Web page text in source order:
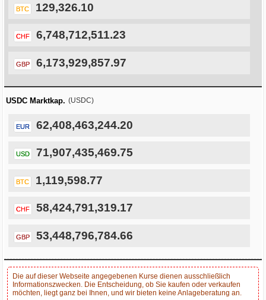
BTC 129,326.10
CHF 6,748,712,511.23
GBP 6,173,929,857.97
USDC Marktkap. (USDC)
EUR 62,408,463,244.20
USD 71,907,435,469.75
BTC 1,119,598.77
CHF 58,424,791,319.17
GBP 53,448,796,784.66
Die auf dieser Webseite angegebenen Kurse dienen ausschließlich
Informationszwecken. Die Entscheidung, ob Sie kaufen oder verkaufen
möchten, liegt ganz bei Ihnen, und wir bieten keine Anlageberatung an.